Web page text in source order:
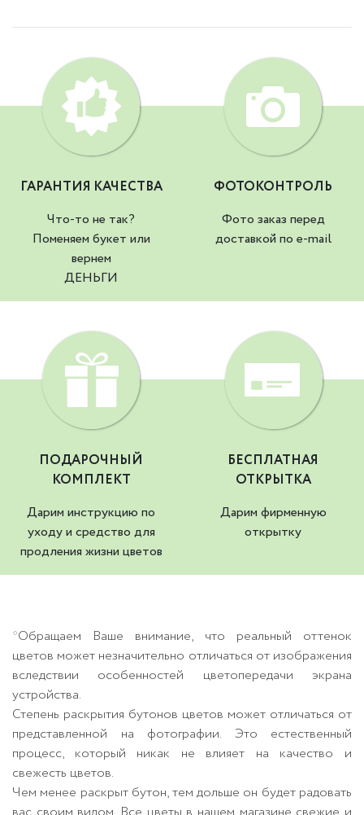
ГАРАНТИЯ КАЧЕСТВА
Что-то не так?
Поменяем букет или
вернем
ДЕНЬГИ
ФОТОКОНТРОЛЬ
Фото заказ перед
доставкой по e-mail
ПОДАРОЧНЫЙ
КОМПЛЕКТ
Дарим инструкцию по
уходу и средство для
продления жизни цветов
БЕСПЛАТНАЯ
ОТКРЫТКА
Дарим фирменную
открытку
*Обращаем Ваше внимание, что реальный оттенок
цветов может незначительно отличаться от изображения
вследствии особенностей цветопередачи экрана
устройства.
Степень раскрытия бутонов цветов может отличаться от
представленной на фотографии. Это естественный
процесс, который никак не влияет на качество и
свежесть цветов.
Чем менее раскрыт бутон, тем дольше он будет радовать